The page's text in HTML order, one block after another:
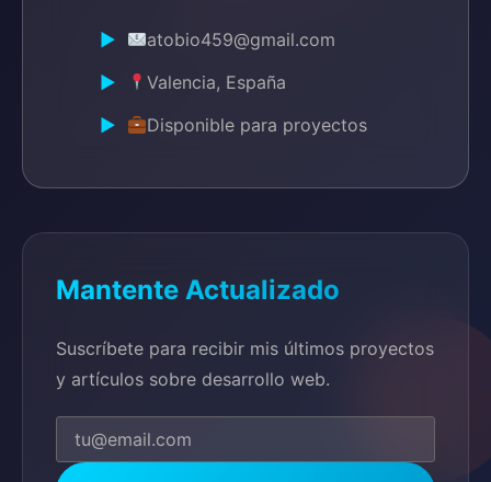
atobio459@gmail.com
Valencia, España
Disponible para proyectos
Mantente Actualizado
Suscríbete para recibir mis últimos proyectos
y artículos sobre desarrollo web.